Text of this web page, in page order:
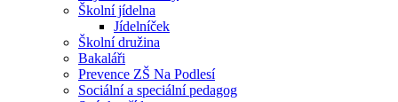
Školní jídelna
Jídelníček
Školní družina
Bakaláři
Prevence ZŠ Na Podlesí
Sociální a speciální pedagog